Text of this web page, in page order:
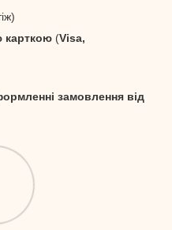
карткою (Visa,
замовлення від